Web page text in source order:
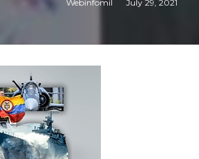
Webinfomil July 29, 2021